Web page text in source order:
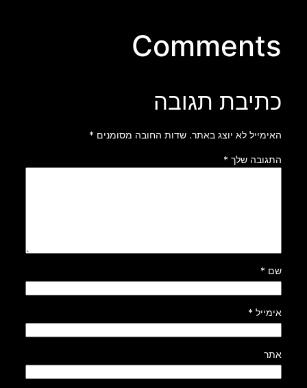
Comments
כתיבת תגובה
האימייל לא יוצג באתר. שדות החובה מסומנים *
התגובה שלך *
שם *
אימייל *
אתר